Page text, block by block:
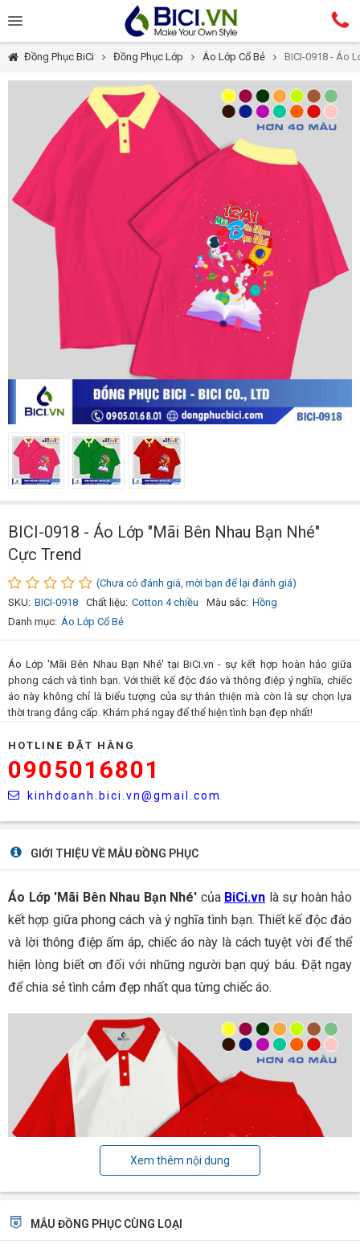
Đồng Phục BiCi Đồng Phục Lớp Áo Lớp Cổ Bẻ BICI-0918 - Áo
BICI-0918 - Áo Lớp "Mãi Bên Nhau Bạn Nhé"
Cực Trend
(Chưa có đánh giá, mời bạn để lại đánh giá)
SKU: BICI-0918 Chất liệu: Cotton 4 chiều Màu sắc: Hồng
Danh mục: Áo Lớp Cổ Bẻ
Áo Lớp 'Mãi Bên Nhau Bạn Nhé' tại BiCi.vn - sự kết hợp hoàn hảo giữa
phong cách và tình bạn. Với thiết kế độc đáo và thông điệp ý nghĩa, chiếc
áo này không chỉ là biểu tượng của sự thân thiện mà còn là sự chọn lựa
thời trang đẳng cấp. Khám phá ngay để thể hiện tình bạn đẹp nhất!
HOTLINE ĐẶT HÀNG
0905016801
kinhdoanh.bici.vn@gmail.com
GIỚI THIỆU VỀ MẪU ĐỒNG PHỤC
Áo Lớp 'Mãi Bên Nhau Bạn Nhé' của BiCi.vn là sự hoàn hảo
kết hợp giữa phong cách và ý nghĩa tình bạn. Thiết kế độc đáo
và lời thông điệp ấm áp, chiếc áo này là cách tuyệt vời để thể
hiện lòng biết ơn đối với những người bạn quý báu. Đặt ngay
để chia sẻ tình cảm đẹp nhất qua từng chiếc áo.
Xem thêm nội dung
MẪU ĐỒNG PHỤC CÙNG LOẠI